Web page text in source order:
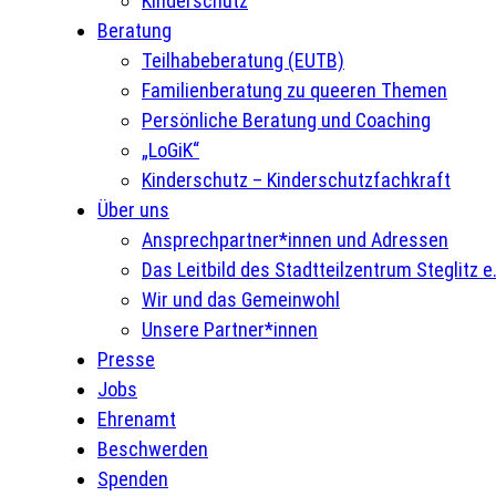
Beratung
Teilhabeberatung (EUTB)
Familienberatung zu queeren Themen
Persönliche Beratung und Coaching
„LoGiK“
Kinderschutz – Kinderschutzfachkraft
Über uns
Ansprechpartner*innen und Adressen
Das Leitbild des Stadtteilzentrum Steglitz
Wir und das Gemeinwohl
Unsere Partner*innen
Presse
Jobs
Ehrenamt
Beschwerden
Spenden